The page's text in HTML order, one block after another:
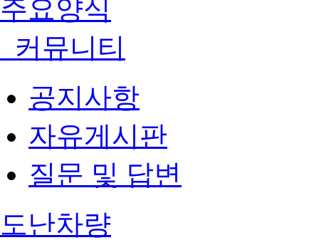
주요양식
커뮤니티
공지사항
자유게시판
질문 및 답변
도난차량